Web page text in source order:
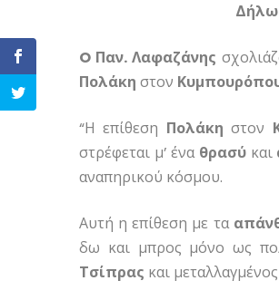
O Παν. Λαφαζάνης
Πολάκη στον
“Η επίθεση Πολάκη στον
στρέφεται μ’ ένα θρασύ και
αναπηρικού κόσμου.
Αυτή η επίθεση με τα
δω και μπρος μόνο ως
Τσίπρας και μεταλλαγμένος